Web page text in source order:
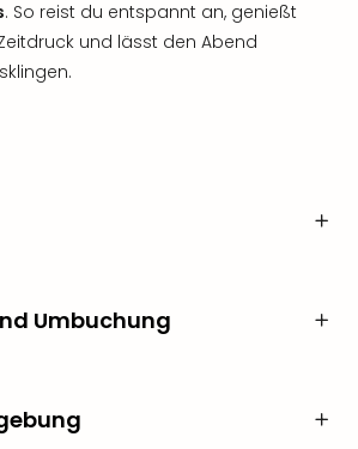
. So reist du entspannt an, genießt
und lässt den Abend
Umbuchung